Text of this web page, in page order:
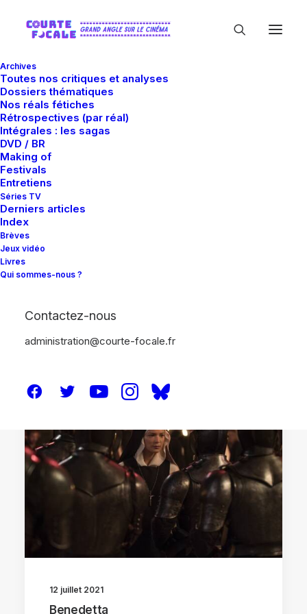
Archives
Toutes nos critiques et analyses
Dossiers thématiques
Nos réals fétiches
Rétrospectives (par réal)
Intégrales : les sagas
DVD / BR
Making of
Festivals
Entretiens
Séries TV
Derniers articles
Index
Brèves
Jeux vidéo
Livres
Qui sommes-nous ?
Contactez-nous
administration@courte-focale.fr
12 juillet 2021
Benedetta